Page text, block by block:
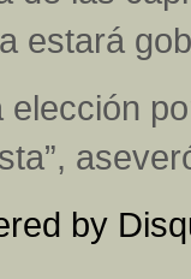
estará
elección
by